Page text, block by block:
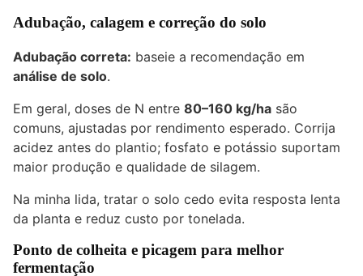
Adubação, calagem e correção do solo
Adubação correta: baseie a recomendação em
análise de solo.
Em geral, doses de N entre 80–160 kg/ha são
comuns, ajustadas por rendimento esperado. Corrija
acidez antes do plantio; fosfato e potássio suportam
maior produção e qualidade de silagem.
Na minha lida, tratar o solo cedo evita resposta lenta
da planta e reduz custo por tonelada.
Ponto de colheita e picagem para melhor
fermentação